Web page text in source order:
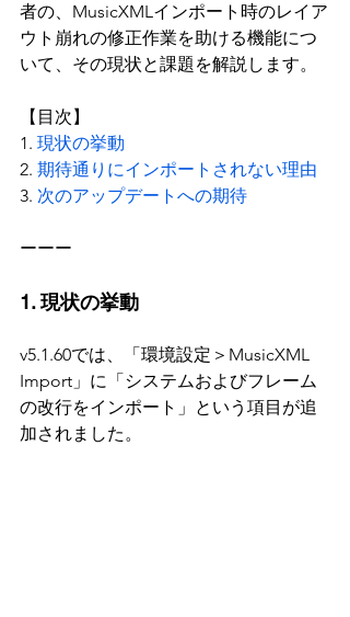
者の、 MusicXMLインポート時のレイア
ウト崩れの修正作業を助ける機能につ
いて、その現状と課題を解説します。
【目次】
1. 現状の挙動
2. 期待通りにインポートされない理由
3. 次のアップデートへの期待
ーーー
1. 現状の挙動
v5.1.60では、「環境設定＞MusicXML
Import」に「システムおよびフレーム
の改行をインポート」という項目が追
加されました。